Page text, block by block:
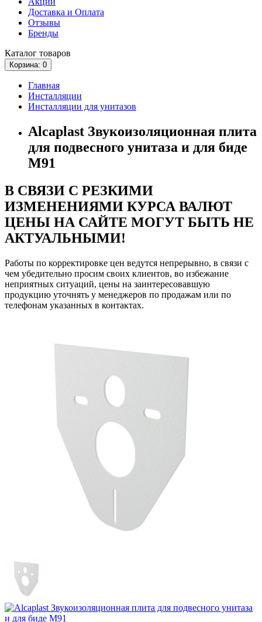
Доставка и Оплата
Отзывы
Бренды
Каталог товаров
Корзина: 0
Главная
Инсталляции
Инсталляции для унитазов
Alcaplast Звукоизоляционная плита
для подвесного унитаза и для биде
M91
В СВЯЗИ С РЕЗКИМИ
ИЗМЕНЕНИЯМИ КУРСА ВАЛЮТ
ЦЕНЫ НА САЙТЕ МОГУТ БЫТЬ НЕ
АКТУАЛЬНЫМИ!
Работы по корректировке цен ведутся непрерывно, в связи с
чем убедительно просим своих клиентов, во избежание
неприятных ситуаций, цены на заинтересовавшую
продукцию уточнять у менеджеров по продажам или по
телефонам указанных в контактах.